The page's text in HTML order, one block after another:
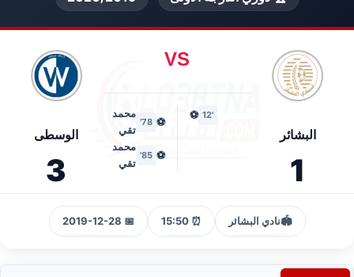
البشائر
1
VS
'12
⚽
⚽
78'
محمد
تقي
⚽
85'
محمد
تقي
الوسطى
3
🏟️نادي البشائر ⏰ 15:50
📅 2019-12-28